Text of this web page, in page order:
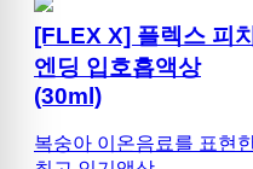
[FLEX X] 플렉스 피치
엔딩 입호흡액상
(30ml)
복숭아 이온음료를 표현